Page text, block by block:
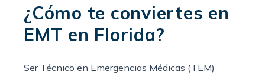
¿Cómo te conviertes en
EMT en Florida?
Ser Técnico en Emergencias Médicas (TEM)